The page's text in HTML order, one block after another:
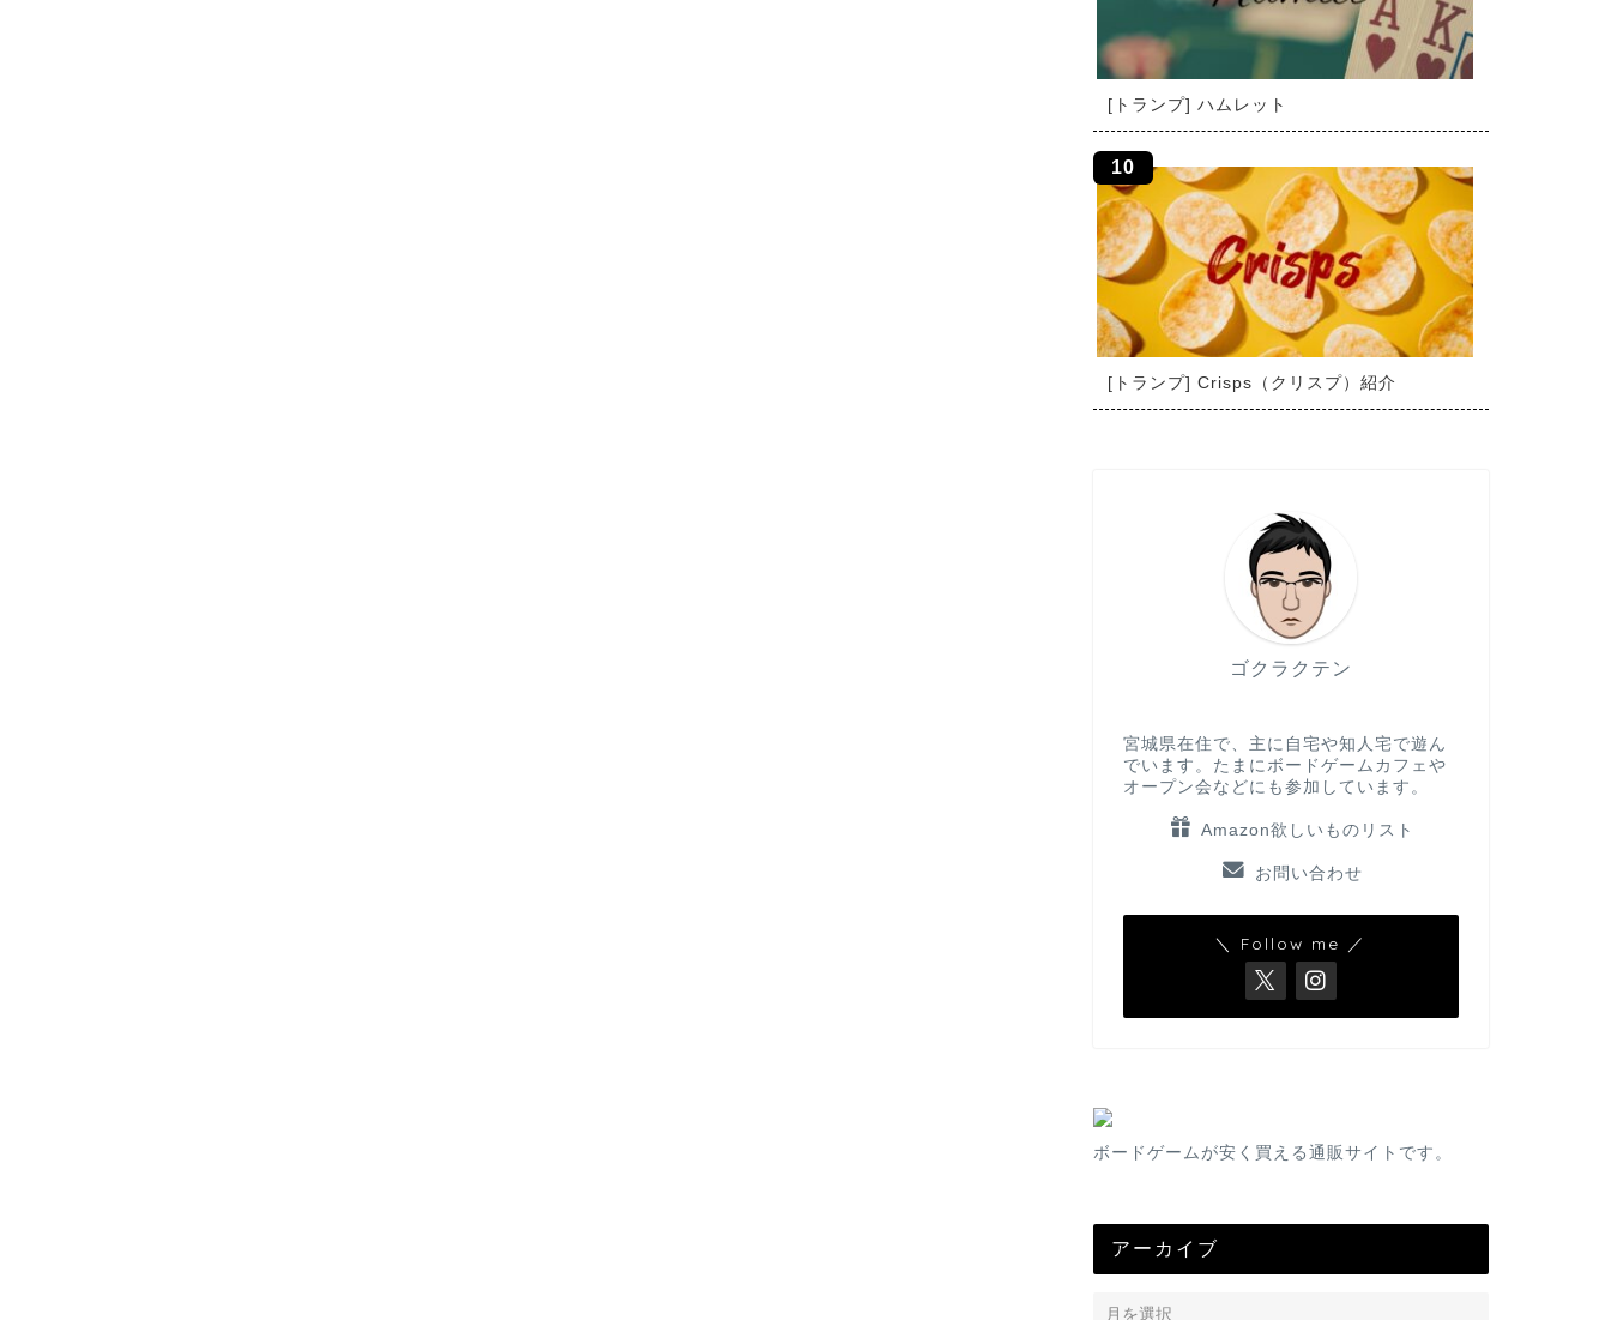
[トランプ] ハムレット
[トランプ] Crisps（クリスプ）紹介
ゴクラクテン
宮城県在住で、主に自宅や知人宅で遊ん
でいます。たまにボードゲームカフェや
オープン会などにも参加しています。
Amazon欲しいものリスト
お問い合わせ
＼ Follow me ／
ボードゲームが安く買える通販サイトです。
アーカイブ